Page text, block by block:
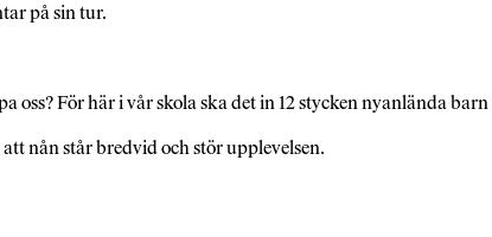
på sin tur.
För här i vår skola ska det in 12 stycken nyanlända barn
nån står bredvid och stör upplevelsen.